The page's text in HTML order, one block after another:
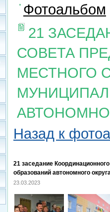
Фотоальбом
21
СОВЕТА
МЕСТНОГО
Назад к
21 заседание
образований автономного
23.03.2023